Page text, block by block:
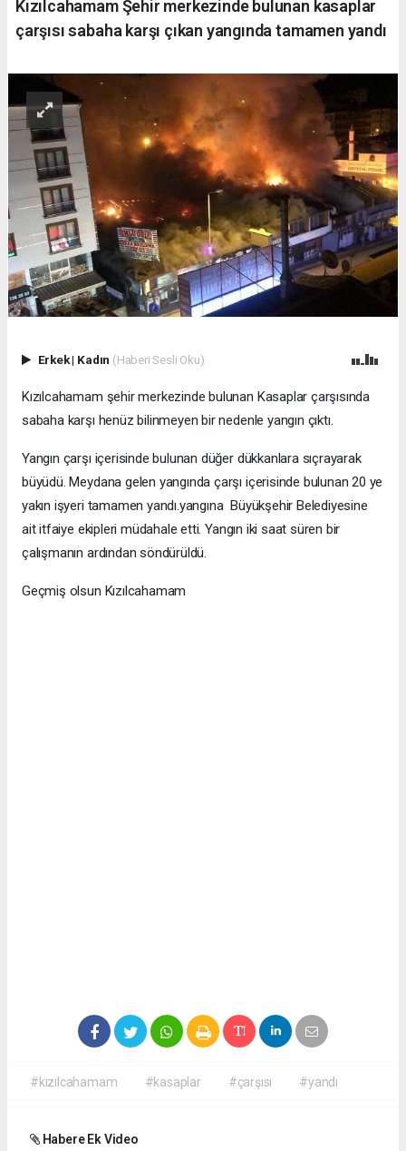
Kızılcahamam Şehir merkezinde bulunan kasaplar
çarşısı sabaha karşı çıkan yangında tamamen yandı
Erkek| Kadın (Haberi Sesli Oku)
Kızılcahamam şehir merkezinde bulunan Kasaplar çarşısında
sabaha karşı henüz bilinmeyen bir nedenle yangın çıktı.
Yangın çarşı içerisinde bulunan düğer dükkanlara sıçrayarak
büyüdü. Meydana gelen yangında çarşı içerisinde bulunan 20 ye
yakın işyeri tamamen yandı.yangına Büyükşehir Belediyesine
ait itfaiye ekipleri müdahale etti. Yangın iki saat süren bir
çalışmanın ardından söndürüldü.
Geçmiş olsun Kızılcahamam
#kızılcahamam #kasaplar #çarşısı #yandı
Habere Ek Video